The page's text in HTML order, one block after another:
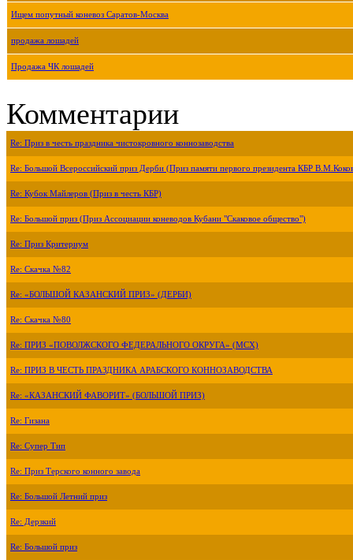
Ищем попутный коневоз Саратов-Москва
продажа лошадей
Продажа ЧК лошадей
Комментарии
Re: Приз в честь праздника чистокровного коннозаводства
Re: Большой Всероссийский приз Дерби (Приз памяти первого президента КБР
Re: Кубок Майлеров (Приз в честь КБР)
Re: Большой приз (Приз Ассоциации коневодов Кубани "Скаковое общество")
Re: Приз Критериум
Re: Скачка №82
Re: «БОЛЬШОЙ КАЗАНСКИЙ ПРИЗ» (ДЕРБИ)
Re: Скачка №80
Re: ПРИЗ «ПОВОЛЖСКОГО ФЕДЕРАЛЬНОГО ОКРУГА» (МСХ)
Re: ПРИЗ В ЧЕСТЬ ПРАЗДНИКА АРАБСКОГО КОННОЗАВОДСТВА
Re: «КАЗАНСКИЙ ФАВОРИТ» (БОЛЬШОЙ ПРИЗ)
Re: Гизана
Re: Супер Тип
Re: Приз Терского конного завода
Re: Большой Летний приз
Re: Дерзкий
Re: Большой приз